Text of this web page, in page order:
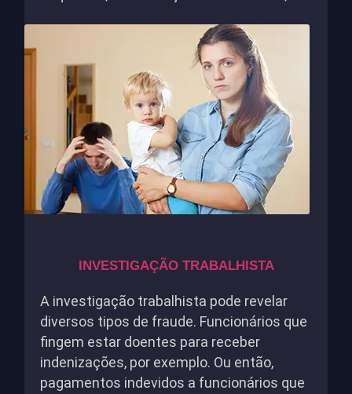
INVESTIGAÇÃO TRABALHISTA
A investigação trabalhista pode revelar
diversos tipos de fraude. Funcionários que
fingem estar doentes para receber
indenizações, por exemplo. Ou então,
pagamentos indevidos a funcionários que